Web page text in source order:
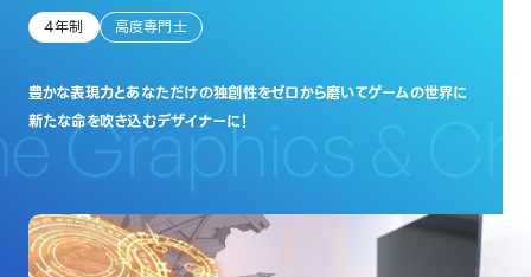
4年制 高度専門士
豊かな表現力とあなただけの独創性をゼロから磨いてゲームの世界に
新たな命を吹き込むデザイナーに！
Graphics &